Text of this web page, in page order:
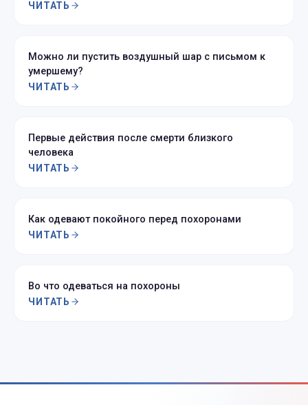
ЧИТАТЬ
Можно ли пустить воздушный шар с письмом к
умершему?
ЧИТАТЬ
Первые действия после смерти близкого
человека
ЧИТАТЬ
Как одевают покойного перед похоронами
ЧИТАТЬ
Во что одеваться на похороны
ЧИТАТЬ